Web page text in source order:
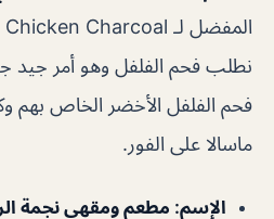
نطلب فحم الفلفل وهو أمر جيد
فحم الفلفل الأخضر الخاص بهم
ماسالا على الفور.
الإسم: مطعم ومقهى نجمة